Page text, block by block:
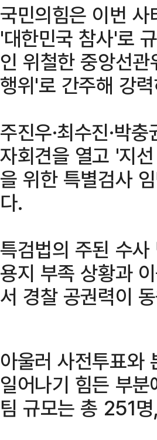
국민의힘은 이번
'대한민국 참사'로
인 위철한 중앙선
행위'로 간주해 강
주진우·최수진·박
자회견을 열고 '지
을 위한 특별검사
다.
특검법의 주된 수
용지 부족 상황과
서 경찰 공권력이
아울러 사전투표와
일어나기 힘든 부
팀 규모는 총 251